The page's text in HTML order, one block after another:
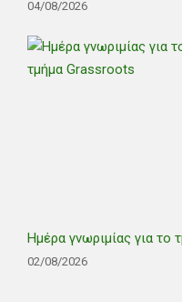
04/08/2026
Ημέρα γνωριμίας για το
02/08/2026